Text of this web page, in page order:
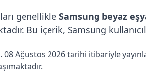
genellikle Samsung beyaz
Bu içerik, Samsung
. 08 Ağustos 2026 tarihi itibariyle